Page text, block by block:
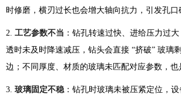
时修磨，横刃过长也会增大轴向抗力，引发孔口
2. 工艺参数不当 ：钻孔转速过快、进给压力过
透时未及时降速减压，钻头会直接 “挤破” 玻璃
边；不同厚度、材质的玻璃未匹配对应参数，也
3. 玻璃固定不稳：钻孔时玻璃未被压紧定位，